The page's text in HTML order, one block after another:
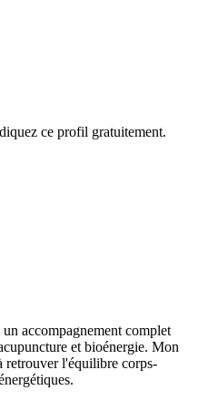
ce profil gratuitement.
accompagnement complet
et bioénergie. Mon
retrouver l'équilibre corps-